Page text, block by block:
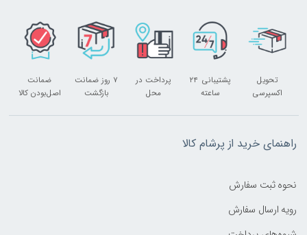
تحویل
اکسپرسی
پشتیبانی ۲۴
ساعته
پرداخت در
محل
۷ روز ضمانت
بازگشت
ضمانت
اصل‌بودن کالا
راهنمای خرید از پرشام کالا
نحوه ثبت سفارش
رویه ارسال سفارش